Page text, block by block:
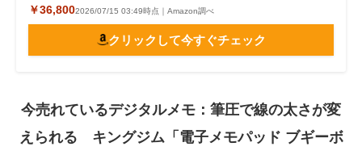
￥36,8002026/07/15 03:49時点｜Amazon調べ
クリックして今すぐチェック
今売れているデジタルメモ：筆圧で線の太さが変
えられる キングジム「電子メモパッド ブギーボ